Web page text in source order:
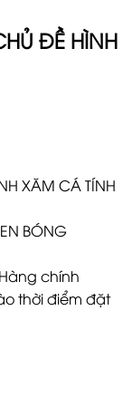
ĐỀ HÌNH
XĂM CÁ TÍNH
BÓNG
chính
thời điểm đặt